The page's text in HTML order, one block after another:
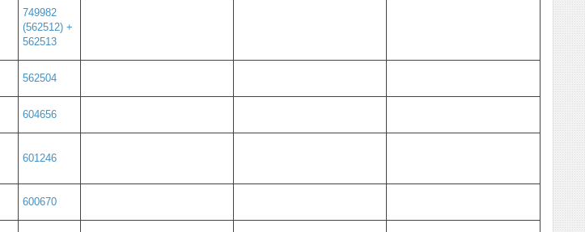
749982
(562512) +
562513
562504
604656
601246
600670